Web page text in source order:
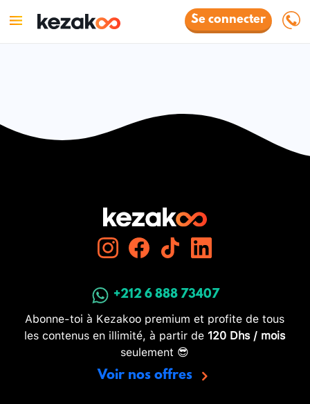
Se connecter
+212 6 888 73407
Abonne-toi à Kezakoo premium et profite de tous
les contenus en illimité, à partir de 120 Dhs / mois
seulement 😎
Voir nos offres